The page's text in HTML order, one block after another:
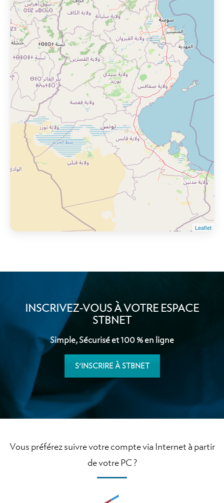
Leaflet
INSCRIVEZ-VOUS À VOTRE ESPACE
STBNET
Simple, Sécurisé et 100 % en ligne
S'INSCRIRE À STBNET
Vous préférez suivre votre compte via Internet à partir
de votre PC ?